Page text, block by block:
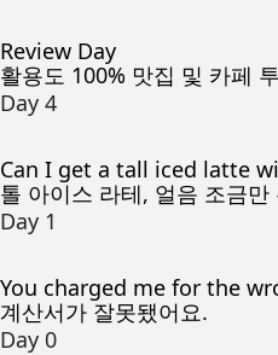
Review Day
활용도 100% 맛집 및 카페
Day 4
Can I get a tall iced latte
톨 아이스 라테, 얼음 조금만
Day 1
You charged me for the
계산서가 잘못됐어요.
Day 0